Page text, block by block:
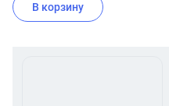
В корзину